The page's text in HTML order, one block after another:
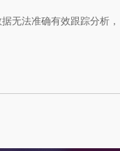
无法准确有效跟踪分析，